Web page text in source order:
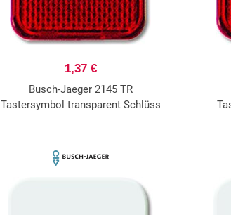
1,37 €
Busch-Jaeger 2145 TR
Tastersymbol transparent Schlüss